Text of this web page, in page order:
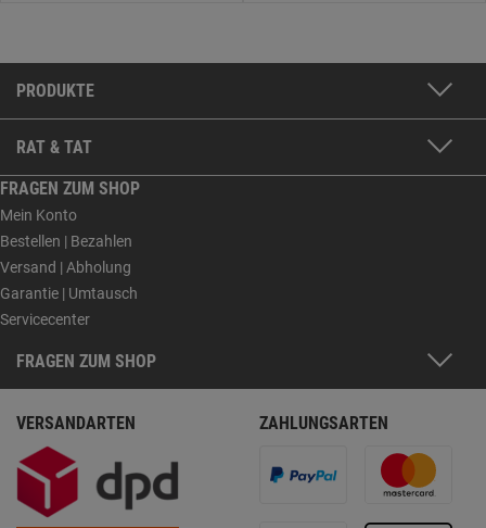
PRODUKTE
RAT & TAT
FRAGEN ZUM SHOP
Mein Konto
Bestellen | Bezahlen
Versand | Abholung
Garantie | Umtausch
Servicecenter
FRAGEN ZUM SHOP
VERSANDARTEN ZAHLUNGSARTEN